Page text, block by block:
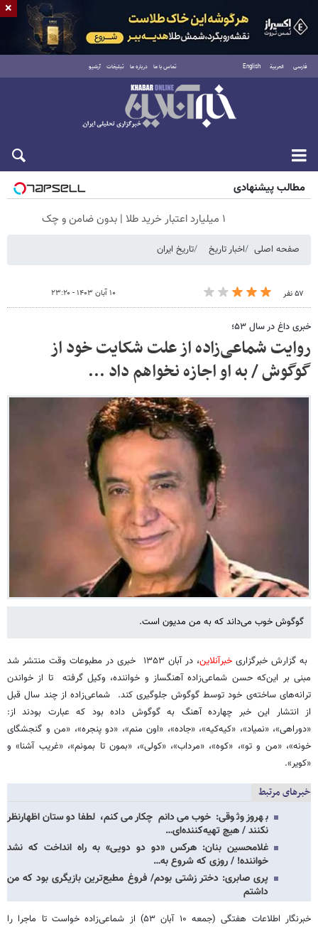
فارسی العربية English تماس با ما درباره ما تبلیغات آرشیو
جمعه ۱۶ مرداد ۱۴۰۵
مطالب پیشنهادی
۱ میلیارد اعتبار خرید طلا | بدون ضامن و چک
صفحه اصلی اخبار تاریخ تاریخ ایران
۵۷ نفر ۱۰ آبان ۱۴۰۳ - ۲۳:۲۰
خبری داغ در سال ۵۳؛
روایت شماعی‌زاده از علت شکایت خود از
گوگوش / به او اجازه نخواهم داد ...
گوگوش خوب می‌داند که به من مدیون است.
‍ به گزارش خبرگزاریخبرآنلاین
، در آبان ۱۳۵۳ خبری در مطبوعات وقت منتشر شد
مبنی بر این‌که حسن شماعی‌زاده آهنگساز و خواننده، وکیل گرفته تا از خواندن
ترانه‌های ساخته‌ی خود توسط گوگوش جلوگیری کند. شماعی‌زاده از چند سال قبل
از انتشار این خبر چهارده آهنگ به گوگوش داده بود که عبارت بودند از:
«دوراهی»، «نمیاد»، «کیه‌کیه»، «جاده»، «اون منم»، «دو پنجره»، «من و گنجشگای
خونه»، «من و تو»، «کوه»، «مرداب»، «کولی»، «بمون تا بمونم»، «غریب آشنا» و
«کویر».
خبرهای مرتبط
بهروز وثوقی: خوب می‌دانم چکار می‌کنم، لطفا دوستان اظهارنظر
نکنند / هیچ تهیه‌کننده‌ای…
غلامحسین بنان: هرکس «دو دو دویی» به راه انداخت که نشد
خواننده! / روزی که شروع به…
پری صابری: دختر زشتی بودم/ فروغ مطیع‌ترین بازیگری بود که من
داشتم
خبرنگار اطلاعات هفتگی (جمعه ۱۰ آبان ۵۳) از شماعی‌زاده خواست تا ماجرا را
×